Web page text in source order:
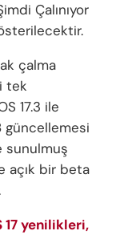
Çalınıyor
çalma
tek
17.3 ile
güncellemesi
sunulmuş
açık bir beta
17 yenilikleri,